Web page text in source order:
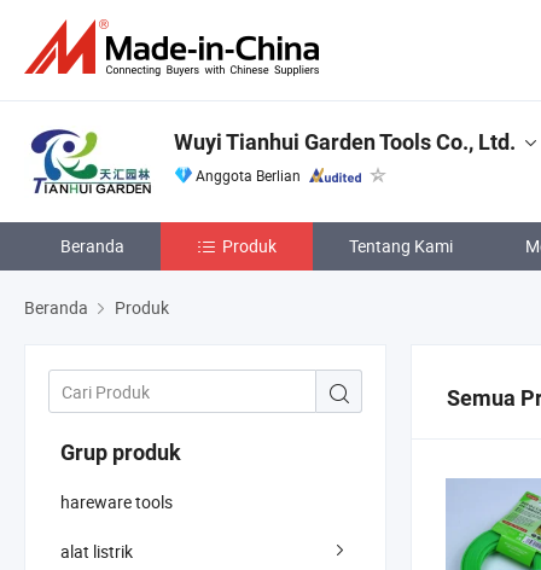
Wuyi Tianhui Garden Tools Co., Ltd.
Anggota Berlian
Beranda Produk Tentang Kami
Beranda Produk
Grup produk
hareware tools
alat listrik
Semua